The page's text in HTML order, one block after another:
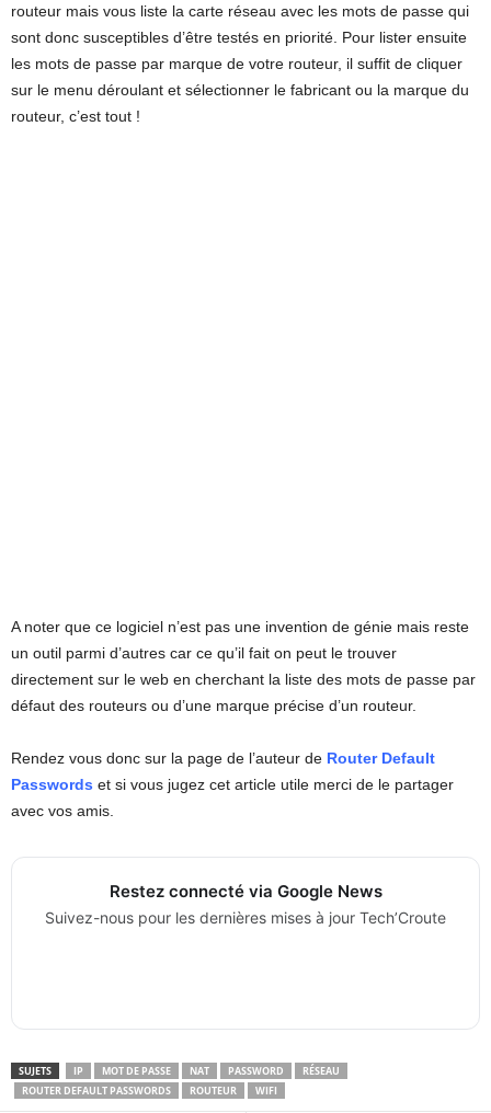
routeur mais vous liste la carte réseau avec les mots de passe qui
sont donc susceptibles d’être testés en priorité. Pour lister ensuite
les mots de passe par marque de votre routeur, il suffit de cliquer
sur le menu déroulant et sélectionner le fabricant ou la marque du
routeur, c’est tout !
A noter que ce logiciel n’est pas une invention de génie mais reste
un outil parmi d’autres car ce qu’il fait on peut le trouver
directement sur le web en cherchant la liste des mots de passe par
défaut des routeurs ou d’une marque précise d’un routeur.
Rendez vous donc sur la page de l’auteur de Router Default
Passwords et si vous jugez cet article utile merci de le partager
avec vos amis.
Restez connecté via Google News
Suivez-nous pour les dernières mises à jour Tech’Croute
SUJETS IP MOT DE PASSE NAT PASSWORD
RÉSEAU
ROUTER DEFAULT PASSWORDS
ROUTEUR WIFI